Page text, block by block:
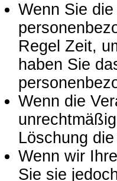
Wenn Sie
Regel Zeit,
haben Sie
Wenn die
Löschung
Wenn wir
Sie sie